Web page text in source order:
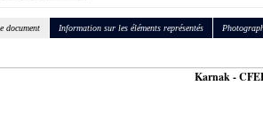
document Information sur les éléments représentés